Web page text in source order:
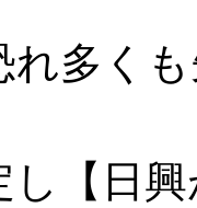
れ多く
し【日